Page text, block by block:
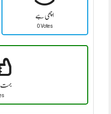
اچھی ہے
0 Votes
بہت